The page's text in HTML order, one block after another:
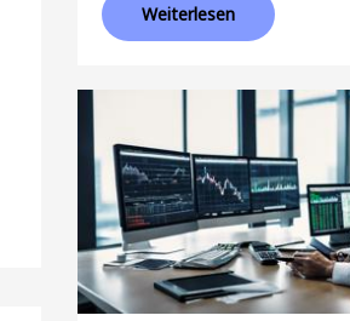
Weiterlesen